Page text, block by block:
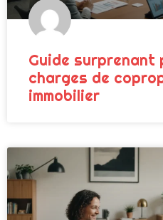
Guide surprenant
charges de
immobilier